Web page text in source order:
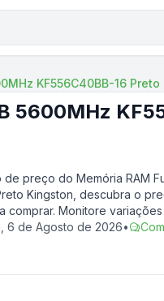
KF556C40BB-16
5600MHz
de preço do Memória RAM
Kingston , descubra o
comprar. Monitore
6 de Agosto de 2026•